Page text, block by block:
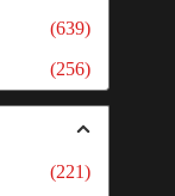
(639)
(256)
(221)